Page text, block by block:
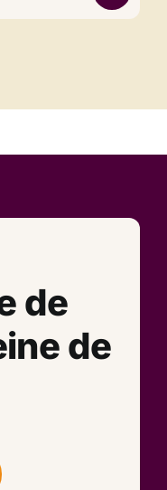
de
de